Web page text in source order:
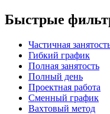
Быстрые
Частичная
Гибкий график
Полная занятость
Полный день
Проектная работа
Сменный график
Вахтовый метод